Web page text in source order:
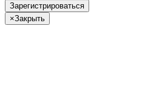
Зарегистрироваться
×Закрыть